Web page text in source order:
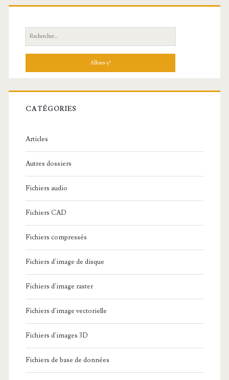
R
e
h
r
c
:
CATÉGORIES
Articles
Autres dossiers
Fichiers audio
Fichiers CAD
Fichiers compressés
Fichiers d'image de disque
Fichiers d'image raster
Fichiers d'image vectorielle
Fichiers d'images 3D
Fichiers de base de données